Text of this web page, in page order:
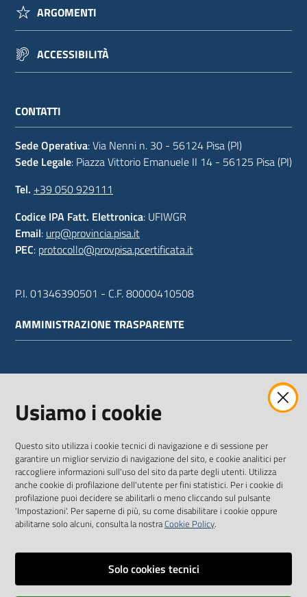
ARGOMENTI
ACCESSIBILITÀ
CONTATTI
Sede Operativa: Via Nenni n. 30 - 56124 Pisa (PI)
Sede Legale: Piazza Vittorio Emanuele II 14 - 56125 Pisa (PI)
Tel. +39 050 929111
Codice IPA Fatt. Elettronica: UFIWGR
Email: urp@provincia.pisa.it
PEC: protocollo@provpisa.pcertificata.it
P.I. 01346390501 - C.F. 80000410508
AMMINISTRAZIONE TRASPARENTE
SEGUICI SU
TwitterFacebookYoutube
Vai alla pagina
Usiamo i cookie
Questo sito utilizza i cookie tecnici di navigazione e di sessione per
garantire un miglior servizio di navigazione del sito, e cookie analitici per
raccogliere informazioni sull'uso del sito da parte degli utenti. Utilizza
anche cookie di profilazione dell'utente per fini statistici. Per i cookie di
profilazione puoi decidere se abilitarli o meno cliccando sul pulsante
'Impostazioni'. Per saperne di più, su come disabilitare i cookie oppure
abilitarne solo alcuni, consulta la nostraCookie Policy.
Solo cookies tecnici